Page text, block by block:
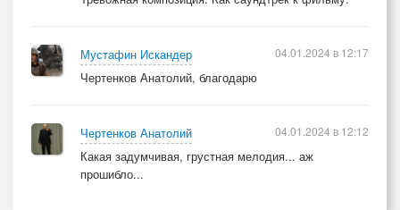
Мустафин Искандер
Чертенков Анатолий, благодарю
04.01.2024 в 12:17
Чертенков Анатолий
Какая задумчивая, грустная мелодия... аж
прошибло...
04.01.2024 в 12:12